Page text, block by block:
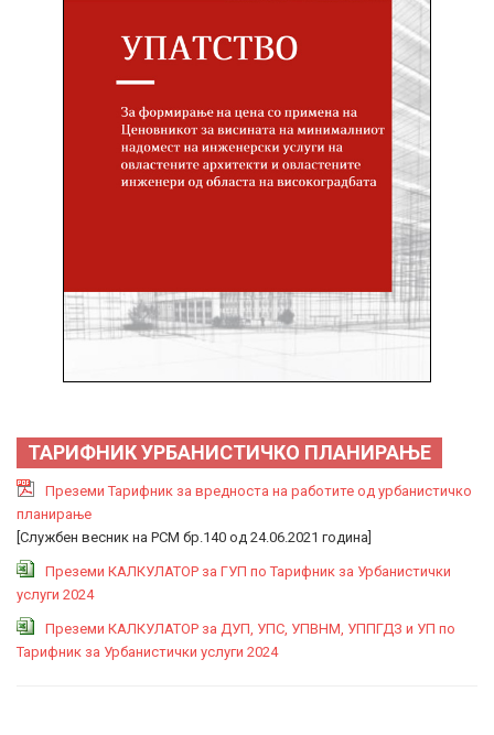
ТАРИФНИК УРБАНИСТИЧКО ПЛАНИРАЊЕ
Преземи Тарифник за вредноста на работите од урбанистичко
планирање
[Службен весник на РСМ бр.140 од 24.06.2021 година]
Преземи КАЛКУЛАТОР за ГУП по Тарифник за Урбанистички
услуги 2024
Преземи КАЛКУЛАТОР за ДУП, УПС, УПВНМ, УППГДЗ и УП по
Тарифник за Урбанистички услуги 2024